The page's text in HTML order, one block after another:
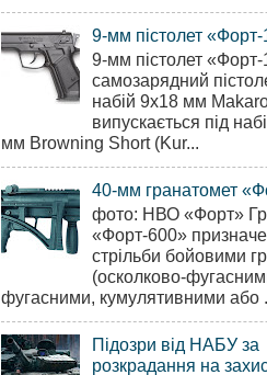
9-мм пістолет
9-мм пістолет
самозарядний
набій 9х18 мм
випускається під
мм Browning Short (Kur...
40-мм гранатомет
фото: НВО «Форт»
«Форт-600»
стрільби бойовими
(осколково-
фугасними, кумулятивними або
Підозри від НАБУ за
розкрадання на